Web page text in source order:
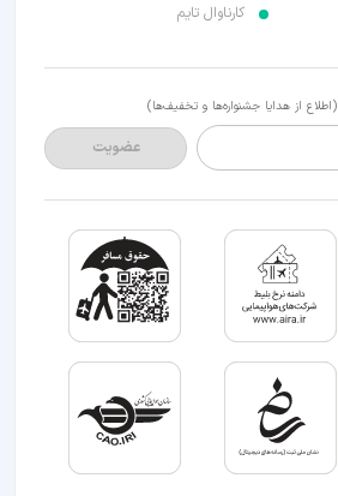
کارناوال تایم
(اطلاع از هدایا جشنواره‌ها و تخفیف‌ها)
عضویت